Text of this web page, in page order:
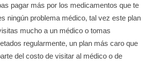
pagar más por los medicamentos que te
ningún problema médico, tal vez este plan
mucho a un médico o tomas
regularmente, un plan más caro que
del costo de visitar al médico o de